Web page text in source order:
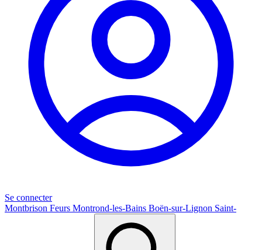
Se connecter
Montbrison Feurs Montrond-les-Bains Boën-sur-Lignon Saint-